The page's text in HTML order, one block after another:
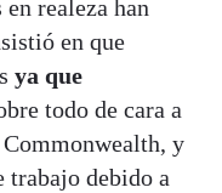
realeza han
en que
ya que
todo de cara a
y
trabajo debido a